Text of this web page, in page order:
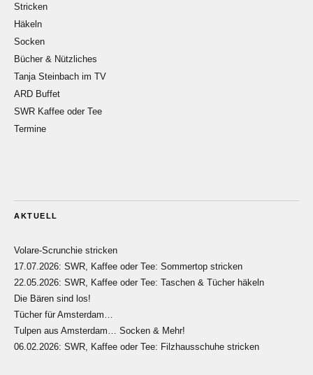
Stricken
Häkeln
Socken
Bücher & Nützliches
Tanja Steinbach im TV
ARD Buffet
SWR Kaffee oder Tee
Termine
AKTUELL
Volare-Scrunchie stricken
17.07.2026: SWR, Kaffee oder Tee: Sommertop stricken
22.05.2026: SWR, Kaffee oder Tee: Taschen & Tücher häkeln
Die Bären sind los!
Tücher für Amsterdam…
Tulpen aus Amsterdam… Socken & Mehr!
06.02.2026: SWR, Kaffee oder Tee: Filzhausschuhe stricken